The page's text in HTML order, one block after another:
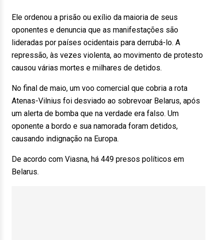
Ele ordenou a prisão ou exílio da maioria de seus
oponentes e denuncia que as manifestações são
lideradas por países ocidentais para derrubá-lo. A
repressão, às vezes violenta, ao movimento de protesto
causou várias mortes e milhares de detidos.
No final de maio, um voo comercial que cobria a rota
Atenas-Vilnius foi desviado ao sobrevoar Belarus, após
um alerta de bomba que na verdade era falso. Um
oponente a bordo e sua namorada foram detidos,
causando indignação na Europa.
De acordo com Viasna, há 449 presos políticos em
Belarus.